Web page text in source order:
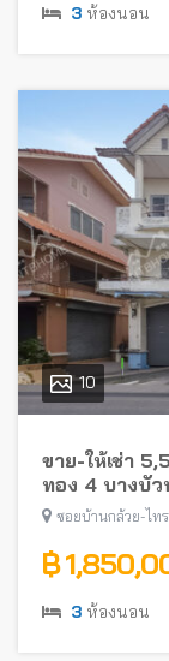
3 ห้องนอน
10
ขาย-ให้เช่า
ทอง 4 บางบัว
ซอยบ้านกล้วย-ไท
฿
3 ห้องนอน